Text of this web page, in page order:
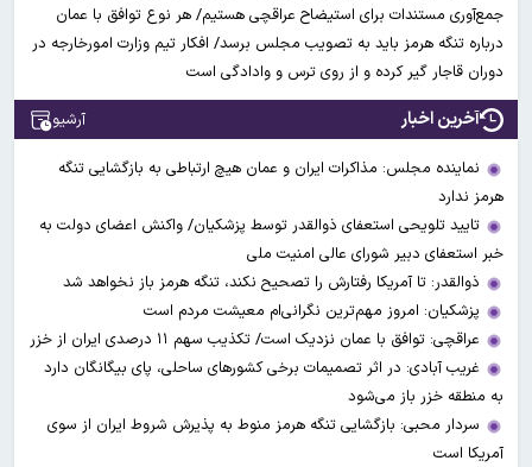
جمع‌آوری مستندات برای استیضاح عراقچی هستیم/ هر نوع توافق با عمان
درباره تنگه هرمز باید به تصویب مجلس برسد/ افکار تیم وزارت امورخارجه در
دوران قاجار گیر کرده و از روی ترس و وادادگی است
آخرین اخبار آرشیو
نماینده مجلس: مذاکرات ایران و عمان هیچ ارتباطی به بازگشایی تنگه
هرمز ندارد
تایید تلویحی استعفای ذوالقدر توسط پزشکیان/ واکنش اعضای دولت به
خبر استعفای دبیر شورای عالی امنیت ملی
ذوالقدر: تا آمریکا رفتارش را تصحیح نکند، تنگه هرمز باز نخواهد شد
پزشکیان: امروز مهم‌ترین نگرانی‌ام معیشت مردم است
عراقچی: توافق با عمان نزدیک است/ تکذیب سهم ۱۱ درصدی ایران از خزر
غریب آبادی: در اثر تصمیمات برخی کشورهای ساحلی، پای بیگانگان دارد
به منطقه خزر باز می‌شود
سردار محبی: بازگشایی تنگه هرمز منوط به پذیرش شروط ایران از سوی
آمریکا است